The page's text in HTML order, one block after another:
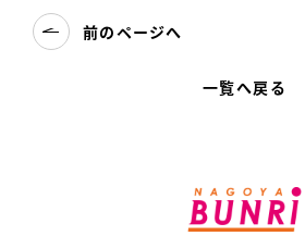
一覧へ戻る
前のページへ